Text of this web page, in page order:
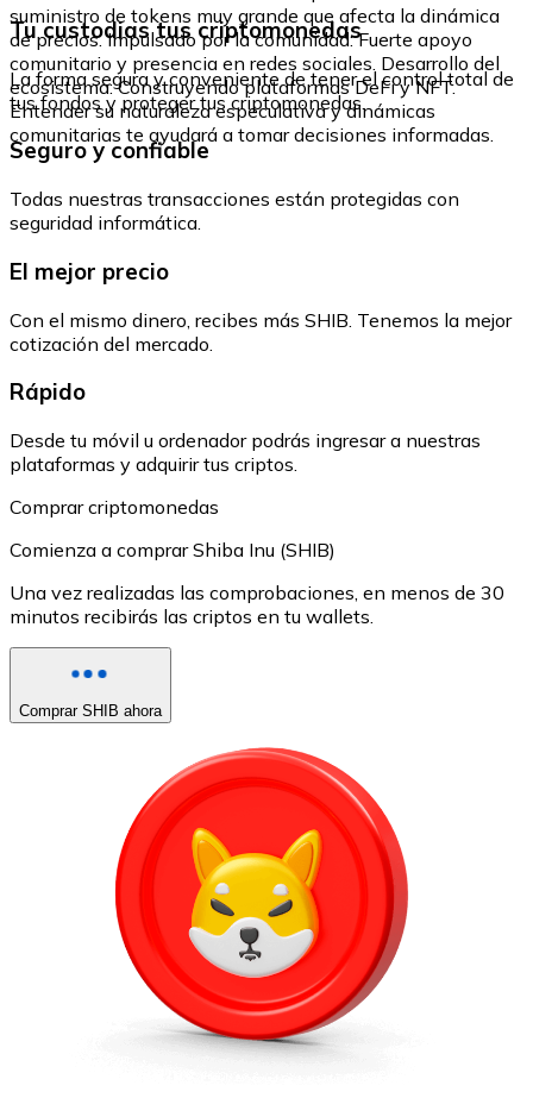
suministro de tokens muy grande que afecta la dinámica
de precios. Impulsado por la comunidad: Fuerte apoyo
comunitario y presencia en redes sociales. Desarrollo del
ecosistema: Construyendo plataformas DeFi y NFT.
Entender su naturaleza especulativa y dinámicas
comunitarias te ayudará a tomar decisiones informadas.
Tu custodias tus criptomonedas
La forma segura y conveniente de tener el control total de
tus fondos y proteger tus criptomonedas.
Seguro y confiable
Todas nuestras transacciones están protegidas con
seguridad informática.
El mejor precio
Con el mismo dinero, recibes más SHIB. Tenemos la mejor
cotización del mercado.
Rápido
Desde tu móvil u ordenador podrás ingresar a nuestras
plataformas y adquirir tus criptos.
Comprar criptomonedas
Comienza a comprar Shiba Inu (SHIB)
Una vez realizadas las comprobaciones, en menos de 30
minutos recibirás las criptos en tu wallets.
Comprar SHIB ahora